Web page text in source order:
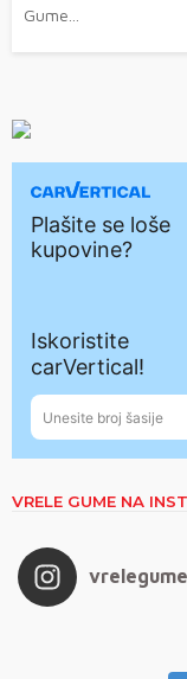
Gume...
VRELE GUME NA
vrelegume